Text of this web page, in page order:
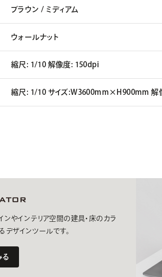
ブラウン / ミディアム
ウォールナット
縮尺: 1/10 解像度: 150dpi
縮尺: 1/10 サイズ:W3600mm×H900mm 解
ンやインテリア空間の建具・床のカラ
ザインツールです。
る